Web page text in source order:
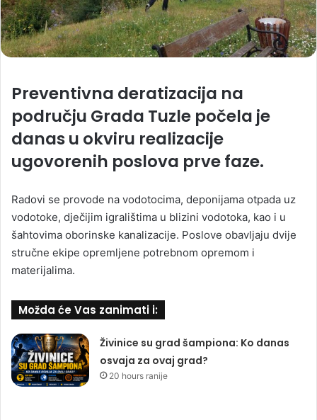
Preventivna deratizacija na
području Grada Tuzle počela je
danas u okviru realizacije
ugovorenih poslova prve faze.
Radovi se provode na vodotocima, deponijama otpada uz
vodotoke, dječijim igralištima u blizini vodotoka, kao i u
šahtovima oborinske kanalizacije. Poslove obavljaju dvije
stručne ekipe opremljene potrebnom opremom i
materijalima.
Možda će Vas zanimati i:
Živinice su grad šampiona: Ko danas
osvaja za ovaj grad?
20 hours ranije